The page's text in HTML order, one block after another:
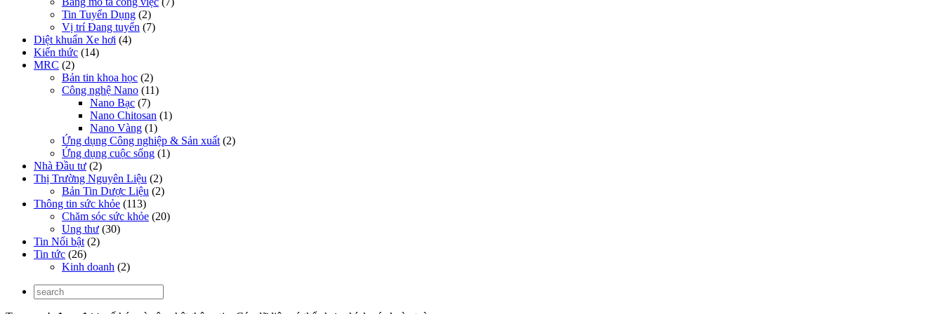
Tin Tuyển Dụng (2)
Vị trí Đang tuyển (7)
Diệt khuẩn Xe hơi (4)
Kiến thức (14)
MRC (2)
Bản tin khoa học (2)
Công nghệ Nano (11)
Nano Bạc (7)
Nano Chitosan (1)
Nano Vàng (1)
Ứng dụng Công nghiệp & Sản xuất (2)
Ứng dụng cuộc sống (1)
Nhà Đầu tư (2)
Thị Trường Nguyên Liệu (2)
Bản Tin Dược Liệu (2)
Thông tin sức khỏe (113)
Chăm sóc sức khỏe (20)
Ung thư (30)
Tin Nổi bật (2)
Tin tức (26)
Kinh doanh (2)